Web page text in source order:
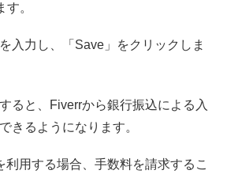
。
入力し、「Save」をクリックしま
ると、Fiverrから銀行振込による入
きるようになります。
利用する場合、手数料を請求するこ